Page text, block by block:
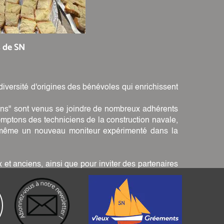
SN
d'origines des bénévoles qui enrichissent
sont venus se joindre de nombreux adhérents
des techniciens de la construction navale,
un nouveau moniteur expérimenté dans la
anciens, ainsi que pour inviter des partenaires
d'encrer notre action dans un univers large et
venus.